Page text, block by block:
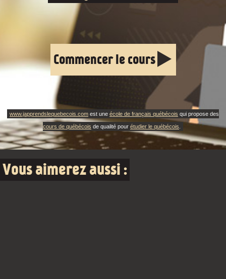
Commencer le cours
www.japprendslequebecois.com est une école de français québécois qui propose des
cours de québécois de qualité pour étudier le québécois
Vous aimerez aussi :